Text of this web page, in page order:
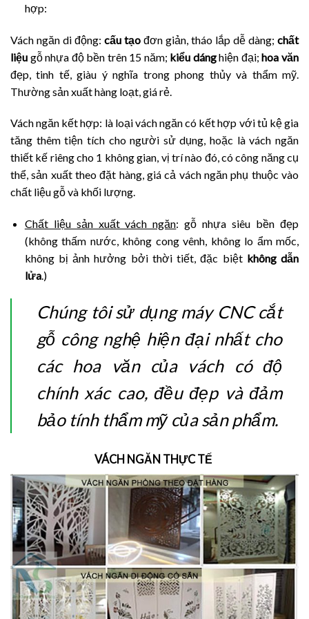
hợp:
Vách ngăn di động: cấu tạo đơn giản, tháo lắp dễ dàng; chất
liệu gỗ nhựa độ bền trên 15 năm; kiểu dánghiện đại;hoa văn
đẹp, tinh tế, giàu ý nghĩa trong phong thủy và thẩm mỹ.
Thường sản xuất hàng loạt, giá rẻ.
Vách ngăn kết hợp: là loại vách ngăn có kết hợp với tủ kệ gia
tăng thêm tiện tích cho người sử dụng, hoặc là vách ngăn
thiết kế riêng cho 1 không gian, vị trí nào đó, có công năng cụ
thể, sản xuất theo đặt hàng, giá cả vách ngăn phụ thuộc vào
chất liệu gỗ và khối lượng.
Chất liệu sản xuất vách ngăn: gỗ nhựa siêu bền đẹp
(không thấm nước, không cong vênh, không lo ẩm mốc,
không bị ảnh hưởng bởi thời tiết, đặc biệt không dẫn
lửa.)
Chúng tôi sử dụng máy CNC cắt
gỗ công nghệ hiện đại nhất cho
các hoa văn của vách có độ
chính xác cao, đều đẹp và đảm
bảo tính thẩm mỹ của sản phẩm.
VÁCH NGĂN THỰC TẾ